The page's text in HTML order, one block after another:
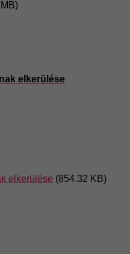
elkerülése
elkerülése (854.32 KB)